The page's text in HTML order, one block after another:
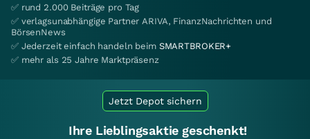
✅ rund 2.000 Beiträge pro Tag
✅ verlagsunabhängige Partner ARIVA, FinanzNachrichten und
BörsenNews
✅ Jederzeit einfach handeln beim SMARTBROKER+
✅ mehr als 25 Jahre Marktpräsenz
Jetzt Depot sichern
Ihre Lieblingsaktie geschenkt!